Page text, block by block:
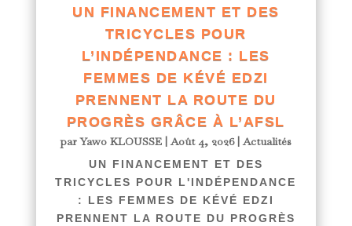
UN FINANCEMENT ET DES
TRICYCLES POUR
L’INDÉPENDANCE : LES
FEMMES DE KÉVÉ EDZI
PRENNENT LA ROUTE DU
PROGRÈS GRÂCE À L’AFSL
parYawo KLOUSSE |Août 4, 2026|Actualités
UN FINANCEMENT ET DES
TRICYCLES POUR L'INDÉPENDANCE
: LES FEMMES DE KÉVÉ EDZI
PRENNENT LA ROUTE DU PROGRÈS